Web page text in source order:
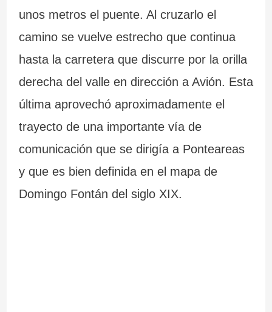
unos metros el puente. Al cruzarlo el
camino se vuelve estrecho que continua
hasta la carretera que discurre por la orilla
derecha del valle en dirección a Avión. Esta
última aprovechó aproximadamente el
trayecto de una importante vía de
comunicación que se dirigía a Ponteareas
y que es bien definida en el mapa de
Domingo Fontán del siglo XIX.